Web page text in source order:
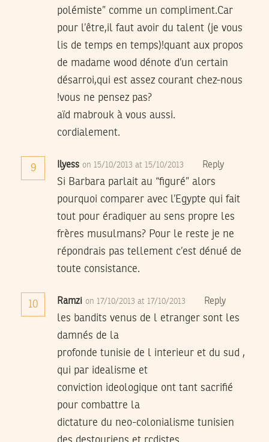
polémiste” comme un compliment.Car
pour l’être,il faut avoir du talent (je vous
lis de temps en temps)!quant aux propos
de madame wood dénote d’un certain
désarroi,qui est assez courant chez-nous
!vous ne pensez pas?
aïd mabrouk à vous aussi.
cordialement.
9 Ilyess on 15/10/2013 at 15/10/2013 Reply
Si Barbara parlait au “figuré” alors
pourquoi comparer avec l’Egypte qui fait
tout pour éradiquer au sens propre les
frères musulmans? Pour le reste je ne
répondrais pas tellement c’est dénué de
toute consistance.
10 Ramzi on 17/10/2013 at 17/10/2013 Reply
les bandits venus de l etranger sont les
damnés de la
profonde tunisie de l interieur et du sud ,
qui par idealisme et
conviction ideologique ont tant sacrifié
pour combattre la
dictature du neo-colonialisme tunisien